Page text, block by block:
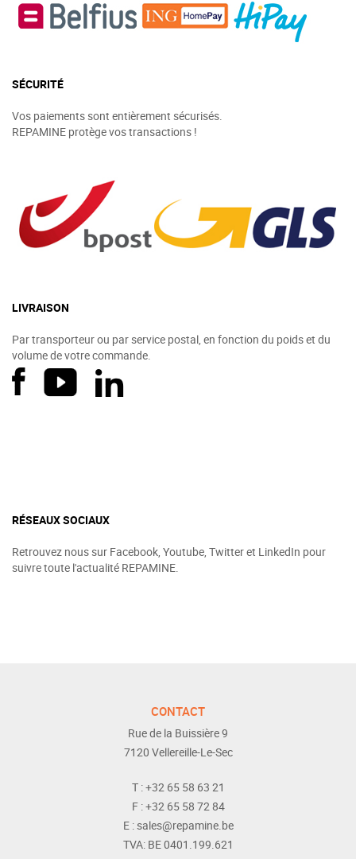
SÉCURITÉ
Vos paiements sont entièrement sécurisés.
REPAMINE protège vos transactions !
LIVRAISON
Par transporteur ou par service postal, en fonction du poids et du
volume de votre commande.
RÉSEAUX SOCIAUX
Retrouvez nous sur Facebook, Youtube, Twitter et LinkedIn pour
suivre toute l'actualité REPAMINE.
CONTACT
Rue de la Buissière 9
7120 Vellereille-Le-Sec
T :+32 65 58 63 21
F :+32 65 58 72 84
E :sales@repamine.be
TVA: BE 0401.199.621